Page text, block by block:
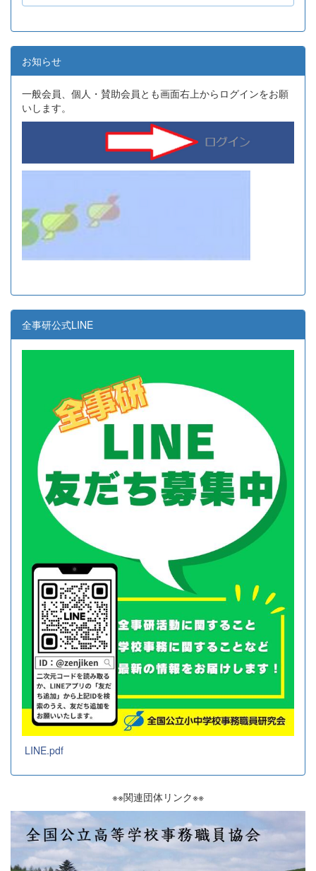
お知らせ
一般会員、個人・賛助会員とも画面右上からログインをお願
いします。
全事研公式LINE
LINE.pdf
※※関連団体リンク※※